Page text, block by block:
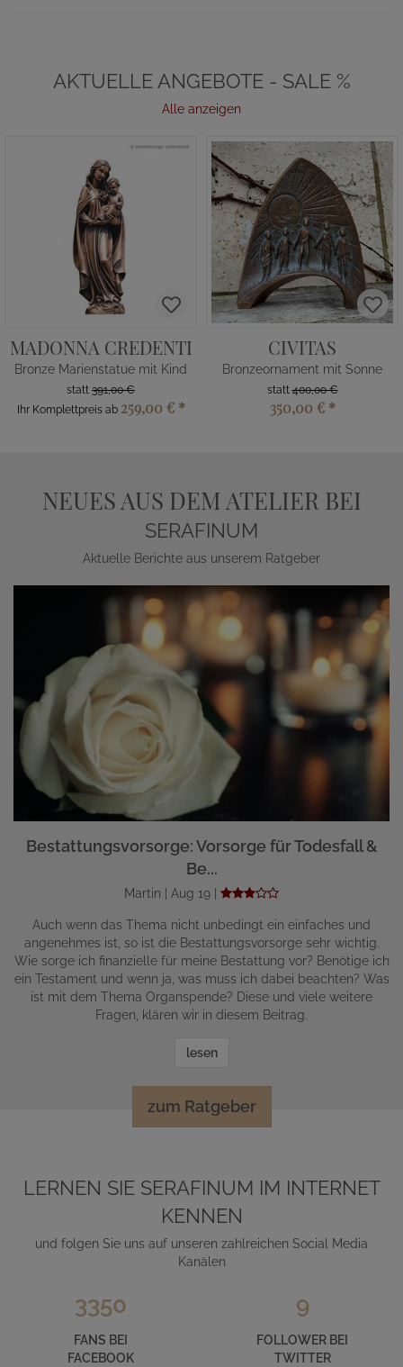
AKTUELLE ANGEBOTE - SALE %
Alle anzeigen
MADONNA CREDENTI
Bronze Marienstatue mit Kind
statt 391,00 €
Ihr Komplettpreis ab 259,00 € *
CIVITAS
Bronzeornament mit Sonne
statt400,00 €
350,00 € *
NEUES AUS DEM ATELIER BEI
SERAFINUM
Aktuelle Berichte aus unserem Ratgeber
Bestattungsvorsorge: Vorsorge für Todesfall &
Be...
Martin | Aug 19 |
Auch wenn das Thema nicht unbedingt ein einfaches und
angenehmes ist, so ist die Bestattungsvorsorge sehr wichtig.
Wie sorge ich finanzielle für meine Bestattung vor? Benötige ich
ein Testament und wenn ja, was muss ich dabei beachten? Was
ist mit dem Thema Organspende? Diese und viele weitere
Fragen, klären wir in diesem Beitrag.
lesen
zum Ratgeber
LERNEN SIE SERAFINUM IM INTERNET
KENNEN
und folgen Sie uns auf unseren zahlreichen Social Media
Kanälen
3350
FANS BEI
FACEBOOK
9
FOLLOWER BEI
TWITTER